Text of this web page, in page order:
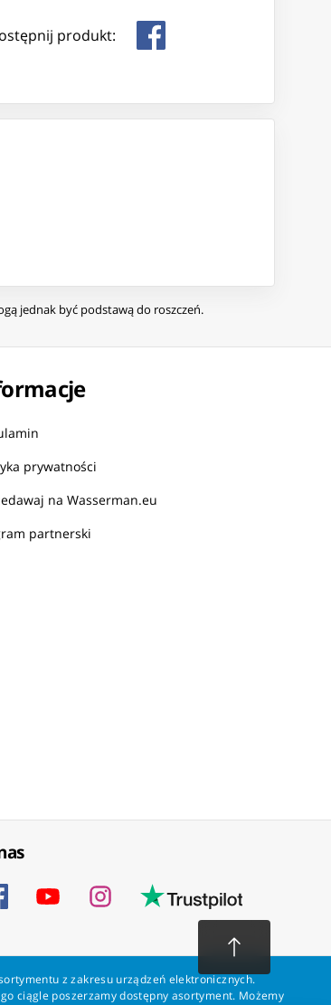
produkt:
jednak być podstawą do roszczeń.
prywatności
na Wasserman.eu
partnerski
z zakresu urządzeń elektronicznych.
ciągle poszerzamy dostępny asortyment. Możemy